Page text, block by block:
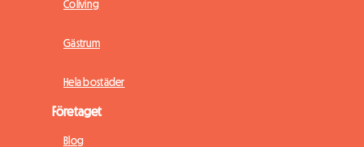
Coliving
Gästrum
Hela bostäder
Företaget
Blog